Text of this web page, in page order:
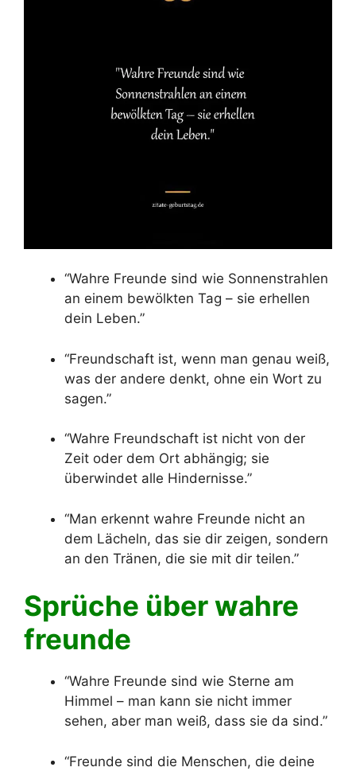
“Wahre Freunde sind wie Sonnenstrahlen
an einem bewölkten Tag – sie erhellen
dein Leben.”
“Freundschaft ist, wenn man genau weiß,
was der andere denkt, ohne ein Wort zu
sagen.”
“Wahre Freundschaft ist nicht von der
Zeit oder dem Ort abhängig; sie
überwindet alle Hindernisse.”
“Man erkennt wahre Freunde nicht an
dem Lächeln, das sie dir zeigen, sondern
an den Tränen, die sie mit dir teilen.”
Sprüche über wahre
freunde
“Wahre Freunde sind wie Sterne am
Himmel – man kann sie nicht immer
sehen, aber man weiß, dass sie da sind.”
“Freunde sind die Menschen, die deine